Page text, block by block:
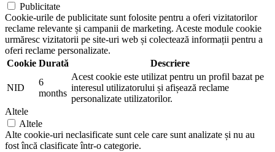
Publicitate
Cookie-urile de publicitate sunt folosite pentru a oferi vizitatorilor
reclame relevante și campanii de marketing. Aceste module cookie
urmăresc vizitatorii pe site-uri web și colectează informații pentru a
oferi reclame personalizate.
Cookie Durată Descriere
NID
6
months
Acest cookie este utilizat pentru un profil bazat pe
interesul utilizatorului și afișează reclame
personalizate utilizatorilor.
Altele
Altele
Alte cookie-uri neclasificate sunt cele care sunt analizate și nu au
fost încă clasificate într-o categorie.